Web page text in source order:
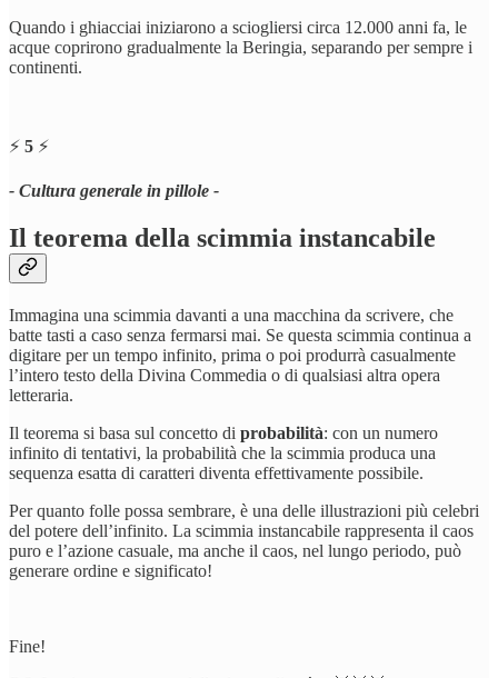
Quando i ghiacciai iniziarono a sciogliersi circa 12.000 anni fa, le
acque coprirono gradualmente la Beringia, separando per sempre i
continenti.
⚡️ 5 ⚡️
- Cultura generale in pillole -
Il teorema della scimmia instancabile
Immagina una scimmia davanti a una macchina da scrivere, che
batte tasti a caso senza fermarsi mai. Se questa scimmia continua a
digitare per un tempo infinito, prima o poi produrrà casualmente
l’intero testo della Divina Commedia o di qualsiasi altra opera
letteraria.
Il teorema si basa sul concetto di probabilità: con un numero
infinito di tentativi, la probabilità che la scimmia produca una
sequenza esatta di caratteri diventa effettivamente possibile.
Per quanto folle possa sembrare, è una delle illustrazioni più celebri
del potere dell’infinito. La scimmia instancabile rappresenta il caos
puro e l’azione casuale, ma anche il caos, nel lungo periodo, può
generare ordine e significato!
Fine!